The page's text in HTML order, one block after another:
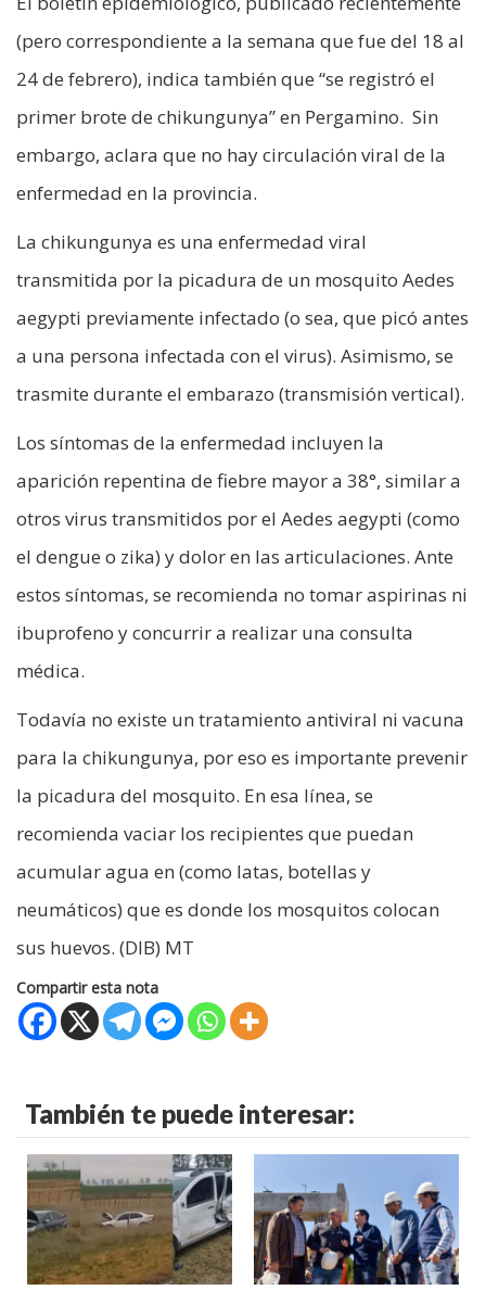
(pero correspondiente a la semana que fue del 18 al
24 de febrero), indica también que “se registró el
primer brote de chikungunya” en Pergamino. Sin
embargo, aclara que no hay circulación viral de la
enfermedad en la provincia.
La chikungunya es una enfermedad viral
transmitida por la picadura de un mosquito Aedes
aegypti previamente infectado (o sea, que picó antes
a una persona infectada con el virus). Asimismo, se
trasmite durante el embarazo (transmisión vertical).
Los síntomas de la enfermedad incluyen la
aparición repentina de fiebre mayor a 38°, similar a
otros virus transmitidos por el Aedes aegypti (como
el dengue o zika) y dolor en las articulaciones. Ante
estos síntomas, se recomienda no tomar aspirinas ni
ibuprofeno y concurrir a realizar una consulta
médica.
Todavía no existe un tratamiento antiviral ni vacuna
para la chikungunya, por eso es importante prevenir
la picadura del mosquito. En esa línea, se
recomienda vaciar los recipientes que puedan
acumular agua en (como latas, botellas y
neumáticos) que es donde los mosquitos colocan
sus huevos. (DIB) MT
Compartir esta nota
También te puede interesar: